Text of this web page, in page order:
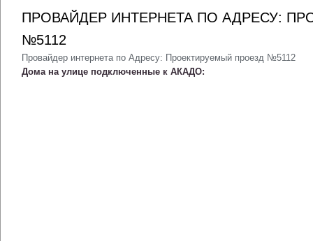
ПРОВАЙДЕР ИНТЕРНЕТА ПО АДРЕСУ:
№5112
Провайдер интернета по Адресу: Проектируемый проезд №5112
Дома на улице подключенные к АКАДО: